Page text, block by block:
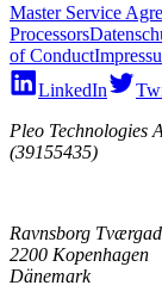
Master Service
Processors
of Conduct
LinkedIn
Pleo Technologies
(39155435)
Ravnsborg
2200 Kopenhagen
Dänemark